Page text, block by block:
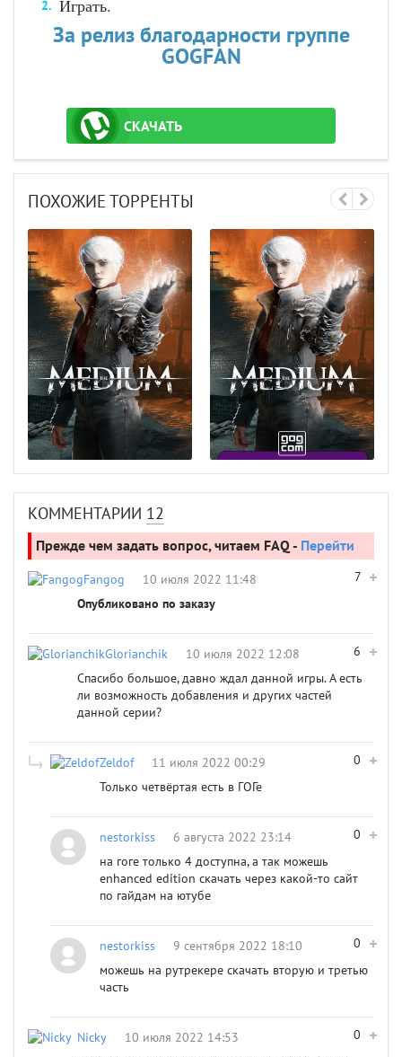
Играть.
За релиз благодарности группе
GOGFAN
СКАЧАТЬ
ТОРРЕНТ
ПОХОЖИЕ ТОРРЕНТЫ
КОММЕНТАРИИ 12
Прежде чем задать вопрос, читаем FAQ - Перейти
7
Fangog
10 июля 2022 11:48
Опубликовано по заказу
6
Glorianchik
10 июля 2022 12:08
Спасибо большое, давно ждал данной игры. А есть
ли возможность добавления и других частей
данной серии?
0
Zeldof
11 июля 2022 00:29
Только четвёртая есть в ГОГе
0
nestorkiss
6 августа 2022 23:14
на гоге только 4 доступна, а так можешь
enhanced edition скачать через какой-то сайт
по гайдам на ютубе
0
nestorkiss
9 сентября 2022 18:10
можешь на рутрекере скачать вторую и третью
часть
0
Nicky
10 июля 2022 14:53